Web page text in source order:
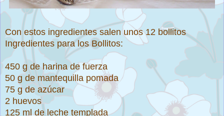
Con estos ingredientes salen unos 12 bollitos
Ingredientes para los Bollitos:
450 g de harina de fuerza
50 g de mantequilla pomada
75 g de azúcar
2 huevos
125 ml de leche templada